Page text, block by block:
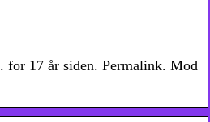
17 år siden. Permalink. Mod